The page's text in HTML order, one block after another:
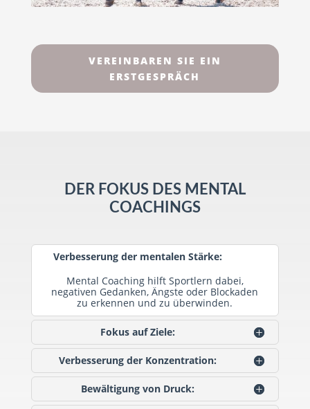
VEREINBAREN SIE EIN
ERSTGESPRÄCH
DER FOKUS DES MENTAL
COACHINGS
Verbesserung der mentalen Stärke:
Mental Coaching hilft Sportlern dabei,
negativen Gedanken, Ängste oder Blockaden
zu erkennen und zu überwinden.
Fokus auf Ziele:
Verbesserung der Konzentration:
Bewältigung von Druck: